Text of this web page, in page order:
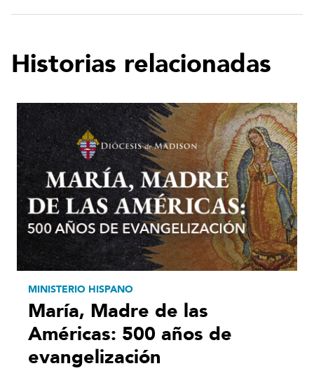
Historias relacionadas
MINISTERIO HISPANO
María, Madre de las
Américas: 500 años de
evangelización